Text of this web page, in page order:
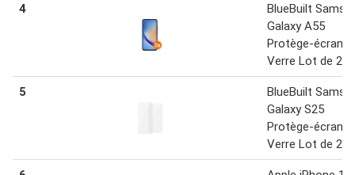
4
BlueBuilt
Galaxy A55
Protège-écran
Verre Lot de 2
5
BlueBuilt
Galaxy S25
Protège-écran
Verre Lot de 2